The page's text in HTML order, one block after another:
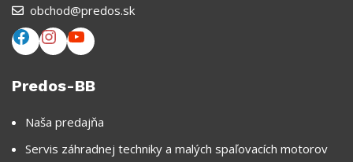
obchod@predos.sk
Predos-BB
Naša predajňa
Servis záhradnej techniky a malých spaľovacích motorov